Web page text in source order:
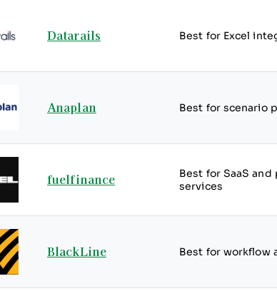
Datarails Best for Excel
Anaplan Best for scenario
fuelfinance
Best for SaaS and
services
BlackLine Best for workflow